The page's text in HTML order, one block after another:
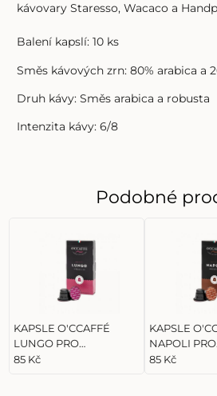
kávovary Staresso, Wacaco a
Balení kapslí: 10 ks
Směs kávových zrn: 80% arabica a
Druh kávy: Směs arabica a robusta
Intenzita kávy: 6/8
Podobné
KAPSLE O'CCAFFÉ
LUNGO PRO
NESPRESSO 10ks
85 Kč
KAPSLE
NAPOLI PRO
NESPRESSO
85 Kč